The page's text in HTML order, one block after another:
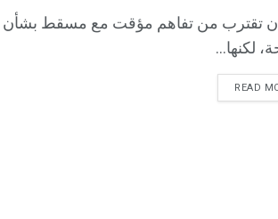
تقترب من تفاهم مؤقت مع مسقط بشأن
لكنها...
READ